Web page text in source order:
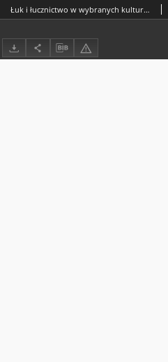
Łuk i łucznictwo w wybranych kulturach starożytności